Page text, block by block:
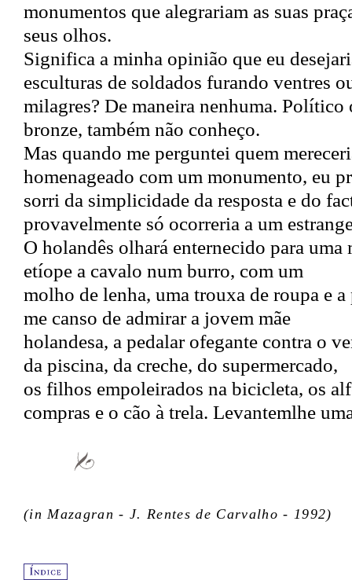
monumentos que alegrariam as suas
seus olhos.
Significa a minha opinião que eu
esculturas de soldados furando ventres
milagres? De maneira nenhuma. Político
bronze, também não conheço.
Mas quando me perguntei quem
homenageado com um monumento, eu
sorri da simplicidade da resposta e do
provavelmente só ocorreria a um
O holandês olhará enternecido para uma
etíope a cavalo num burro, com um
molho de lenha, uma trouxa de roupa e
me canso de admirar a jovem mãe
holandesa, a pedalar ofegante contra o
da piscina, da creche, do supermercado,
os filhos empoleirados na bicicleta, os
compras e o cão à trela. Levantemlhe
(in Mazagran - J. Rentes de Carvalho - 1992)